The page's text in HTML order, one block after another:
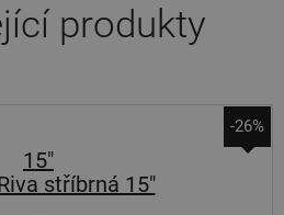
produkty
-26%
15"
stříbrná 15"